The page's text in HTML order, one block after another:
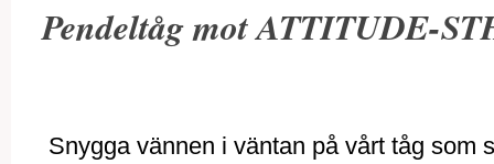
Pendeltåg mot ATTITUDE-
Snygga vännen i väntan på vårt tåg som